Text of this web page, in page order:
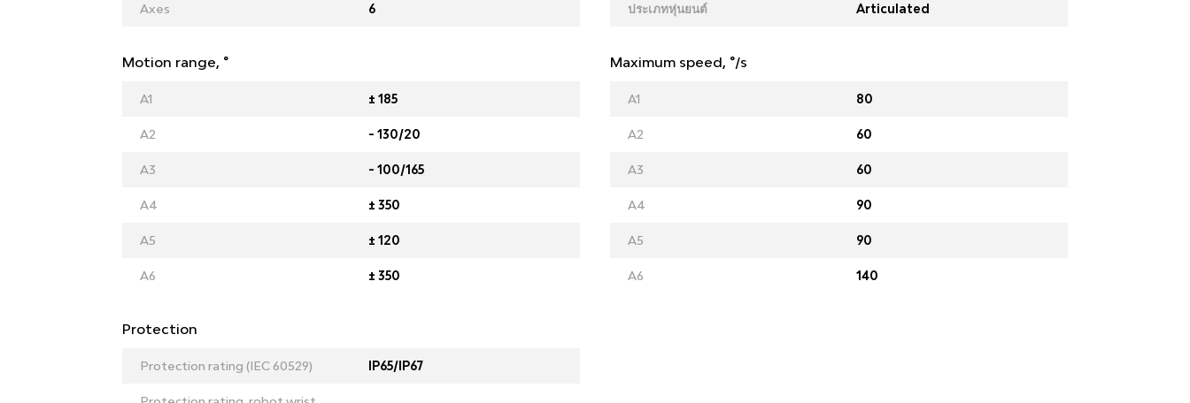
Axes 6 ประเภทหุ่นยนต์ Articulated
Motion range, °
A1 ± 185
A2 - 130/20
A3 - 100/165
A4 ± 350
A5 ± 120
A6 ± 350
Maximum speed, °/s
A1 80
A2 60
A3 60
A4 90
A5 90
A6 140
Protection
Protection rating (IEC 60529) IP65/IP67